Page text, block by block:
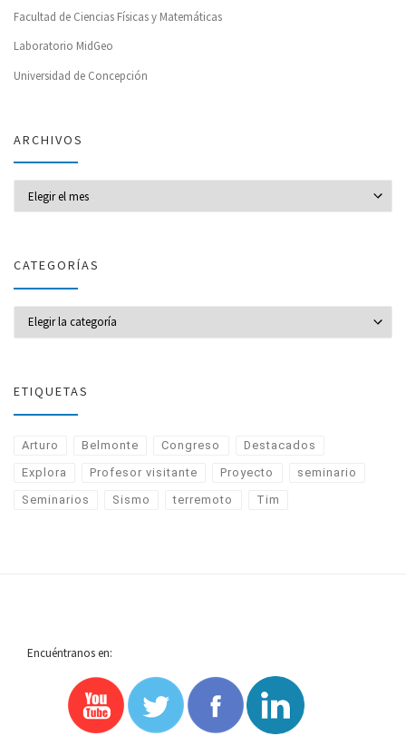
Facultad de Ciencias Físicas y Matemáticas
Laboratorio MidGeo
Universidad de Concepción
ARCHIVOS
CATEGORÍAS
ETIQUETAS
Arturo Belmonte Congreso Destacados
Explora Profesor visitante Proyecto seminario
Seminarios Sismo terremoto Tim
Encuéntranos en: